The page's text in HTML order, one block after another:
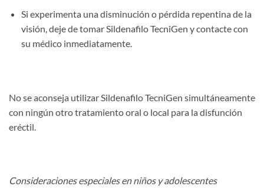
Si experimenta una disminución o pérdida repentina de la
visión, deje de tomar Sildenafilo TecniGen y contacte con
su médico inmediatamente.
No se aconseja utilizar Sildenafilo TecniGen simultáneamente
con ningún otro tratamiento oral o local para la disfunción
eréctil.
Consideraciones especiales en niños y adolescentes